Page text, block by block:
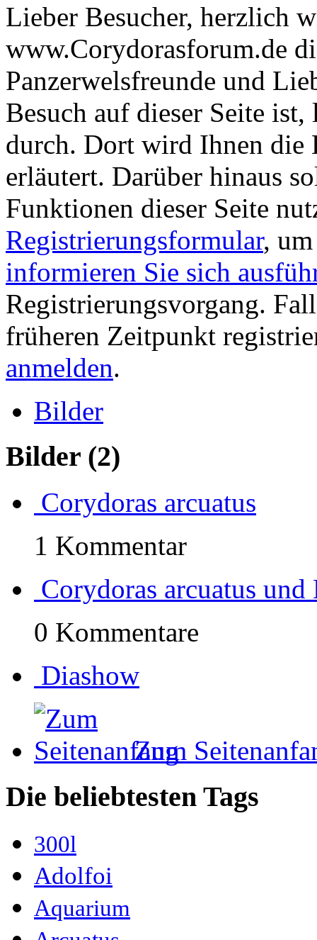
Lieber Besucher, herzlich
www.Corydorasforum.de
Panzerwelsfreunde und
Besuch auf dieser Seite
durch. Dort wird Ihnen die
erläutert. Darüber hinaus
Funktionen dieser Seite
Registrierungsformular,
informieren Sie sich
Registrierungsvorgang.
früheren Zeitpunkt
anmelden.
Bilder
Bilder (2)
Corydoras arcuatus
1 Kommentar
Corydoras arcuatus und
0 Kommentare
Diashow
Zum
Die beliebtesten Tags
300l
Adolfoi
Aquarium